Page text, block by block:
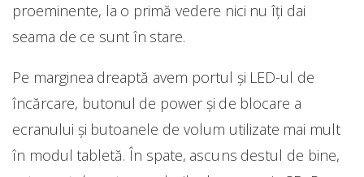
proeminente, la o primă vedere nici nu îți dai
seama de ce sunt în stare.
Pe marginea dreaptă avem portul și LED-ul de
încărcare, butonul de power și de blocare a
ecranului și butoanele de volum utilizate mai mult
în modul tabletă. În spate, ascuns destul de bine,